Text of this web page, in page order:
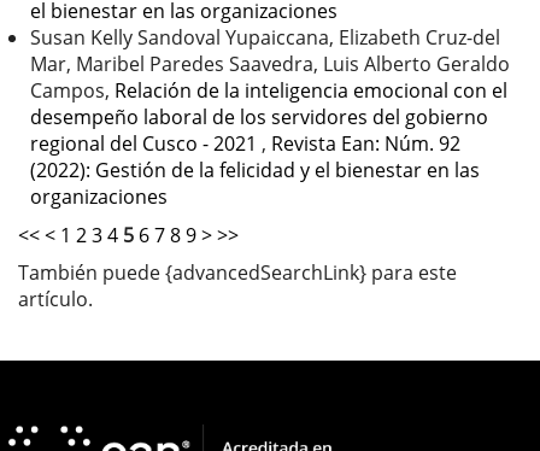
el bienestar en las organizaciones
Susan Kelly Sandoval Yupaiccana, Elizabeth Cruz-del
Mar, Maribel Paredes Saavedra, Luis Alberto Geraldo
Campos, Relación de la inteligencia emocional con el
desempeño laboral de los servidores del gobierno
regional del Cusco - 2021 , Revista Ean: Núm. 92
(2022): Gestión de la felicidad y el bienestar en las
organizaciones
<<< 1 234 5 6789>>>
También puede {advancedSearchLink} para este
artículo.